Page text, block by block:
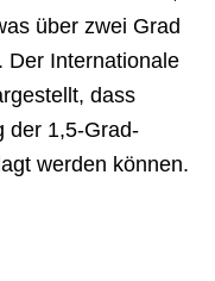
über zwei Grad
Der Internationale
dass
der 1,5-Grad-
werden können.